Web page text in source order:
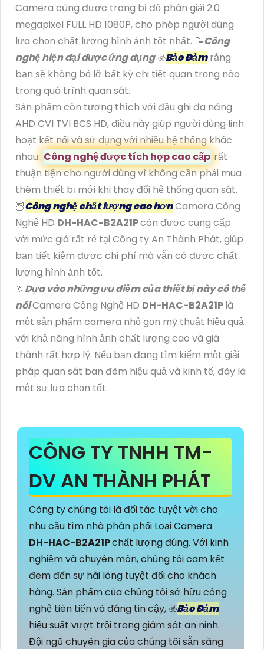
Camera cũng được trang bị độ phân giải 2.0
megapixel FULL HD 1080P, cho phép người dùng
lựa chọn chất lượng hình ảnh tốt nhất. 📝Công
nghệ hiện đại được ứng dụng☣️Bảo Đảmrằng
bạn sẽ không bỏ lỡ bất kỳ chi tiết quan trọng nào
trong quá trình quan sát.
Sản phẩm còn tương thích với đầu ghi đa năng
AHD CVI TVI BCS HD, điều này giúp người dùng linh
hoạt kết nối và sử dụng với nhiều hệ thống khác
nhau. Công nghệ được tích hợp cao cấp rất
thuận tiện cho người dùng vì không cần phải mua
thêm thiết bị mới khi thay đổi hệ thống quan sát.
🦉Công nghệ chất lượng cao hơnCamera Công
Nghệ HD DH-HAC-B2A21Pcòn được cung cấp
với mức giá rất rẻ tại Công ty An Thành Phát, giúp
bạn tiết kiệm được chi phí mà vẫn có được chất
lượng hình ảnh tốt.
🔆Dựa vào những ưu điểm của thiết bị này có thể
nóiCamera Công Nghệ HD DH-HAC-B2A21Plà
một sản phẩm camera nhỏ gọn mỹ thuật hiệu quả
với khả năng hình ảnh chất lượng cao và giá
thành rất hợp lý. Nếu bạn đang tìm kiếm một giải
pháp quan sát ban đêm hiệu quả và kinh tế, đây là
một sự lựa chọn tốt.
CÔNG TY TNHH TM-
DV AN THÀNH PHÁT
Công ty chúng tôi là đối tác tuyệt vời cho
nhu cầu tìm nhà phân phối Loại Camera
DH-HAC-B2A21Pchất lượng đúng. Với kinh
nghiệm và chuyên môn, chúng tôi cam kết
đem đến sự hài lòng tuyệt đối cho khách
hàng. Sản phẩm của chúng tôi sở hữu công
nghệ tiên tiến và đáng tin cậy, ☣️Bảo Đảm
hiệu suất vượt trội trong giám sát an ninh.
Đội ngũ chuyên gia của chúng tôi sẵn sàng